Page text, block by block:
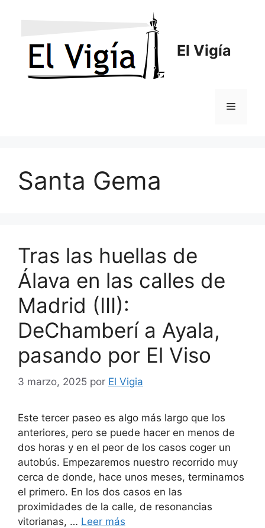
El Vigía
Menú
Santa Gema
Tras las huellas de
Álava en las calles de
Madrid (III):
DeChamberí a Ayala,
pasando por El Viso
3 marzo, 2025 por El Vigia
Este tercer paseo es algo más largo que los
anteriores, pero se puede hacer en menos de
dos horas y en el peor de los casos coger un
autobús. Empezaremos nuestro recorrido muy
cerca de donde, hace unos meses, terminamos
el primero. En los dos casos en las
proximidades de la calle, de resonancias
vitorianas, … Leer más